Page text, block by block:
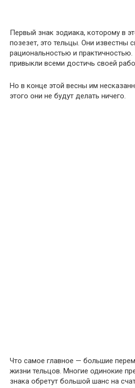
Первый знак зодиака, которому в
позезет, это тельцы. Они известны
рациональностью и
привыкли всеми достичь своей
Но в конце этой весны им
этого они не будут делать ничего.
Что самое главное — большие
жизни тельцов. Многие одинокие
знака обретут большой шанс на